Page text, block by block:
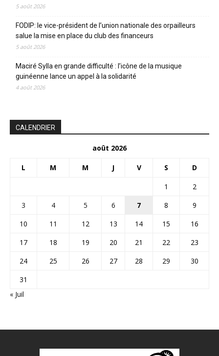
5 août 2026
FODIP: le vice-président de l’union nationale des orpailleurs
salue la mise en place du club des financeurs
5 août 2026
Maciré Sylla en grande difficulté : l’icône de la musique
guinéenne lance un appel à la solidarité
4 août 2026
CALENDRIER
août 2026
L M M J V S D
1
2
3
4 5 6 7 8
9
10
11 12 13 14 15
16
17
18 19 20 21 22
23
24
25 26 27 28 29
30
31
« Juil